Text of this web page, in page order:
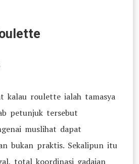
kalau roulette ialah tamasya
petunjuk tersebut
muslihat dapat
bukan praktis. Sekalipun itu
total koordinasi gadaian